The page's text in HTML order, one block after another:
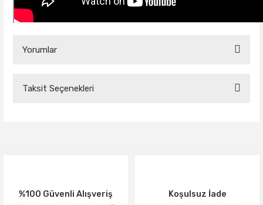
Yorumlar
Taksit Seçenekleri
%100 Güvenli Alışveriş Koşulsuz İade